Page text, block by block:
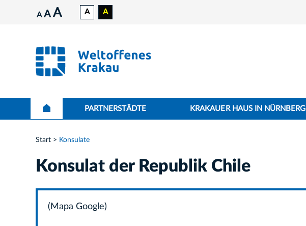
A A A A A
PARTNERSTÄDTE KRAKAUER HAUS IN NÜRNBERG
Start Konsulate
Konsulat der Republik Chile
(Mapa Google)